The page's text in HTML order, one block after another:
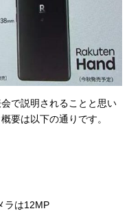
で説明されることと思い
要は以下の通りです。
ラは12MP